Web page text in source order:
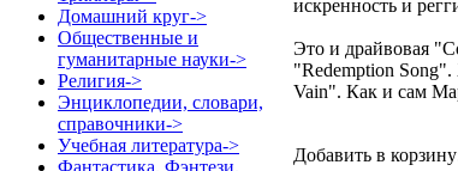
Домашний круг->
Общественные и
гуманитарные науки->
Религия->
Энциклопедии, словари,
справочники->
Учебная литература->
Фантастика. Фэнтези.
искренность и
Это и драйвовая
"Redemption
Vain". Как и сам
Добавить в